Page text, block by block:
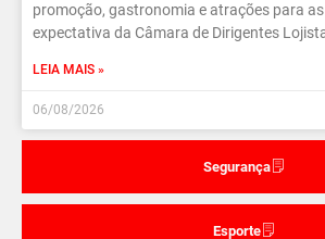
Segurança
Esporte
promoção, gastronomia e atrações para
expectativa da Câmara de Dirigentes
LEIA MAIS »
06/08/2026